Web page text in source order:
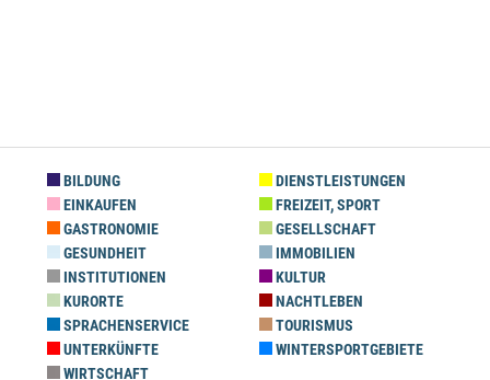
BILDUNG
DIENSTLEISTUNGEN
EINKAUFEN
FREIZEIT, SPORT
GASTRONOMIE
GESELLSCHAFT
GESUNDHEIT
IMMOBILIEN
INSTITUTIONEN
KULTUR
KURORTE
NACHTLEBEN
SPRACHENSERVICE
TOURISMUS
UNTERKÜNFTE
WINTERSPORTGEBIETE
WIRTSCHAFT